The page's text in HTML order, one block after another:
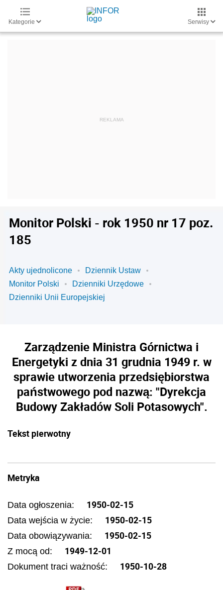
Kategorie Serwisy
Monitor Polski - rok 1950 nr 17 poz.
185
Akty ujednolicone
Dziennik Ustaw
Monitor Polski
Dzienniki Urzędowe
Dzienniki Unii Europejskiej
Zarządzenie Ministra Górnictwa i
Energetyki z dnia 31 grudnia 1949 r. w
sprawie utworzenia przedsiębiorstwa
państwowego pod nazwą: "Dyrekcja
Budowy Zakładów Soli Potasowych".
Tekst pierwotny
Metryka
Data ogłoszenia: 1950-02-15
Data wejścia w życie: 1950-02-15
Data obowiązywania: 1950-02-15
Z mocą od: 1949-12-01
Dokument traci ważność: 1950-10-28